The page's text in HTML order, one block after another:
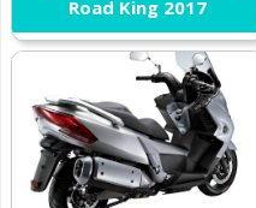
Road King 2017